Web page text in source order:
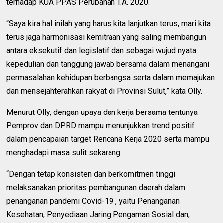
terhadap KUA PPAS Perubahan T.A. 2020.
“Saya kira hal inilah yang harus kita lanjutkan terus, mari kita
terus jaga harmonisasi kemitraan yang saling membangun
antara eksekutif dan legislatif dan sebagai wujud nyata
kepedulian dan tanggung jawab bersama dalam menangani
permasalahan kehidupan berbangsa serta dalam memajukan
dan mensejahterahkan rakyat di Provinsi Sulut,” kata Olly.
Menurut Olly, dengan upaya dan kerja bersama tentunya
Pemprov dan DPRD mampu menunjukkan trend positif
dalam pencapaian target Rencana Kerja 2020 serta mampu
menghadapi masa sulit sekarang.
“Dengan tetap konsisten dan berkomitmen tinggi
melaksanakan prioritas pembangunan daerah dalam
penanganan pandemi Covid-19 , yaitu Penanganan
Kesehatan; Penyediaan Jaring Pengaman Sosial dan;